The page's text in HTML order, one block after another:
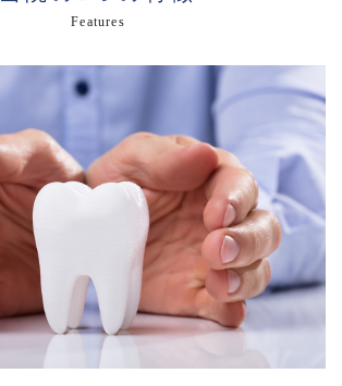
Features